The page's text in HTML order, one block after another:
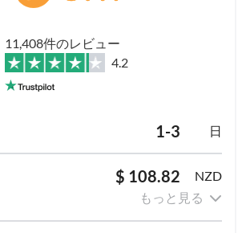
11,408件のレビュー
4.2
1-3 日
$ 108.82
NZD
もっと見る